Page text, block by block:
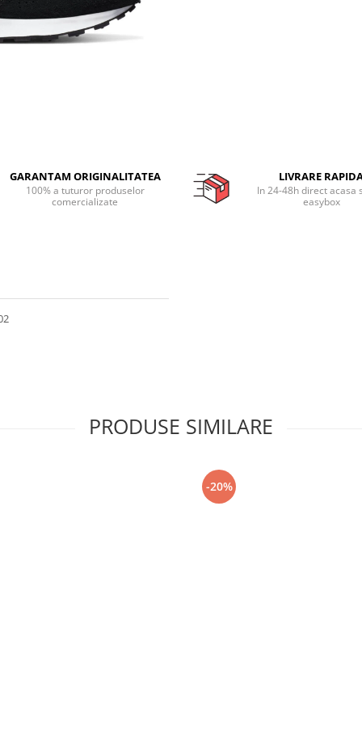
GARANTAM ORIGINALITATEA
100% a tuturor produselor
comercializate
LIVRARE
In 24-48h direct acasa
easybox
PRODUSE SIMILARE
-20%